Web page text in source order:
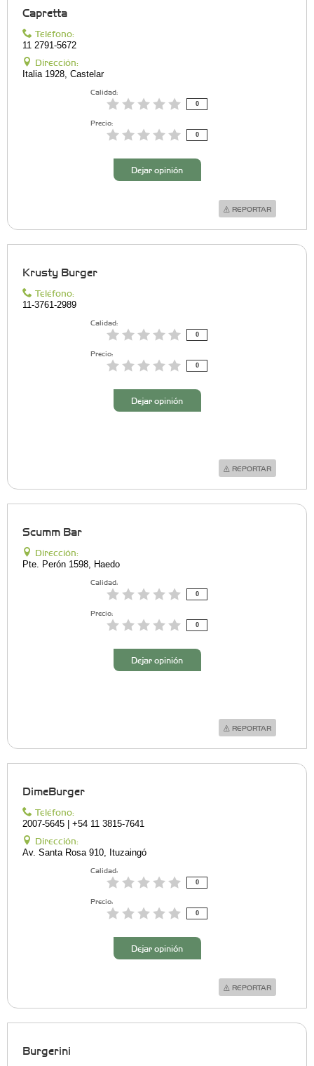
Capretta
Teléfono:
11 2791-5672
Dirección:
Italia 1928, Castelar
Calidad:
0
Precio:
0
Dejar opinión
REPORTAR
Krusty Burger
Teléfono:
11-3761-2989
Calidad:
0
Precio:
0
Dejar opinión
REPORTAR
Scumm Bar
Dirección:
Pte. Perón 1598, Haedo
Calidad:
0
Precio:
0
Dejar opinión
REPORTAR
DimeBurger
Teléfono:
2007-5645 | +54 11 3815-7641
Dirección:
Av. Santa Rosa 910, Ituzaingó
Calidad:
0
Precio:
0
Dejar opinión
REPORTAR
Burgerini